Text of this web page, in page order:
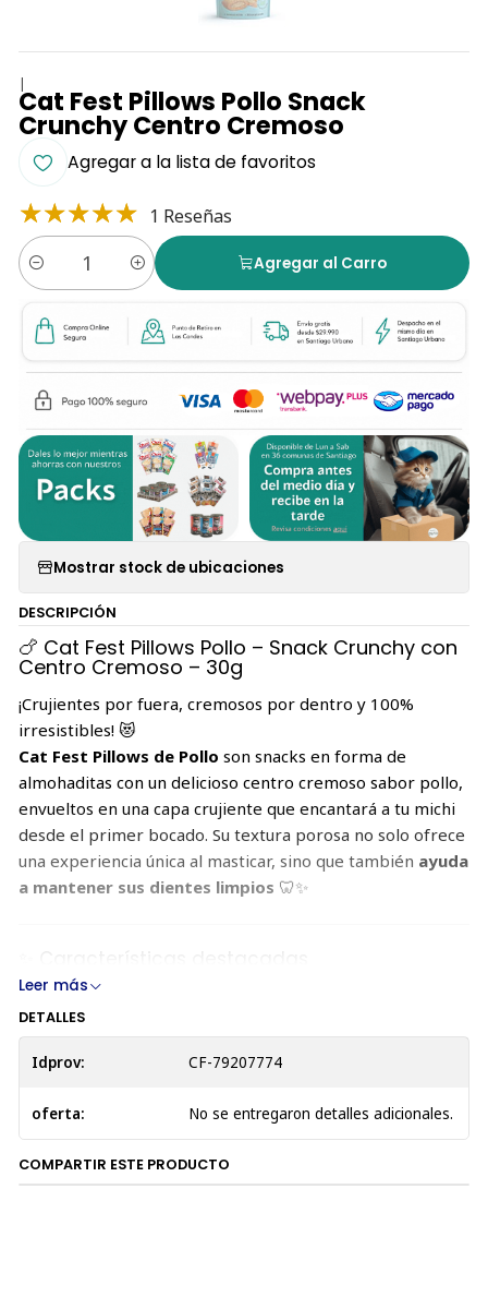
|
Cat Fest Pillows Pollo Snack
Crunchy Centro Cremoso
Agregar a la lista de favoritos
1 Reseñas
Cantidad
Agregar al Carro
Mostrar stock de ubicaciones
DESCRIPCIÓN
🍗 Cat Fest Pillows Pollo – Snack Crunchy con
Centro Cremoso – 30g
¡Crujientes por fuera, cremosos por dentro y 100%
irresistibles! 😻
Cat Fest Pillows de Pollo son snacks en forma de
almohaditas con un delicioso centro cremoso sabor pollo,
envueltos en una capa crujiente que encantará a tu michi
desde el primer bocado. Su textura porosa no solo ofrece
una experiencia única al masticar, sino que también ayuda
a mantener sus dientes limpios 🦷✨
🍗Sabor a pollo con centro cremoso
para gatos de todas las edades.
dentro.
porosa.
arándanos.
Leer más
DETALLES
Idprov: CF-79207774
oferta: No se entregaron detalles adicionales.
COMPARTIR ESTE PRODUCTO